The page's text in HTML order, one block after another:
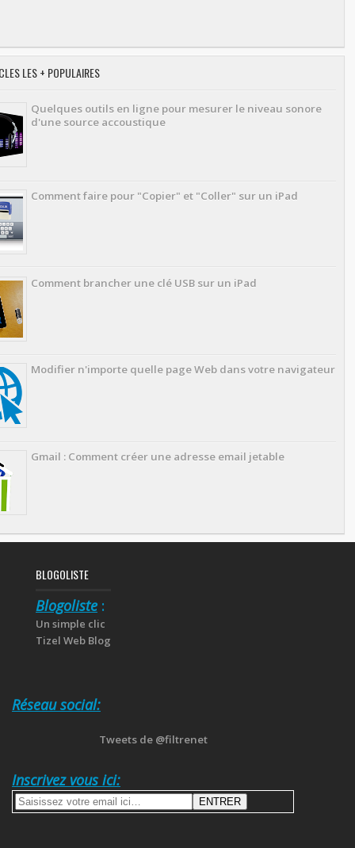
LES + POPULAIRES
Quelques outils en ligne pour mesurer le niveau sonore
d'une source accoustique
Comment faire pour "Copier" et "Coller" sur un iPad
Comment brancher une clé USB sur un iPad
Modifier n'importe quelle page Web dans votre navigateur
Gmail : Comment créer une adresse email jetable
BLOGOLISTE
Blogoliste :
Un simple clic
Tizel Web Blog
Réseau social:
Tweets de @filtrenet
Inscrivez vous ici: